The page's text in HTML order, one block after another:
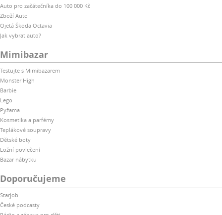
Auto pro začátečníka do 100 000 Kč
Zboží Auto
Ojetá Škoda Octavia
Jak vybrat auto?
Mimibazar
Testujte s Mimibazarem
Monster High
Barbie
Lego
Pyžama
Kosmetika a parfémy
Teplákové soupravy
Dětské boty
Ložní povlečení
Bazar nábytku
Doporučujeme
Starjob
České podcasty